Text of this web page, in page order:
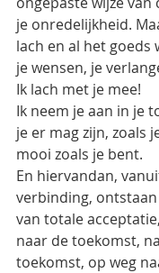
je onredelijkheid.
lach en al het goeds
je wensen, je
Ik lach met je mee!
Ik neem je aan in je
je er mag zijn, zoals
mooi zoals je bent.
En hiervandan,
verbinding,
van totale
naar de toekomst,
toekomst, op weg